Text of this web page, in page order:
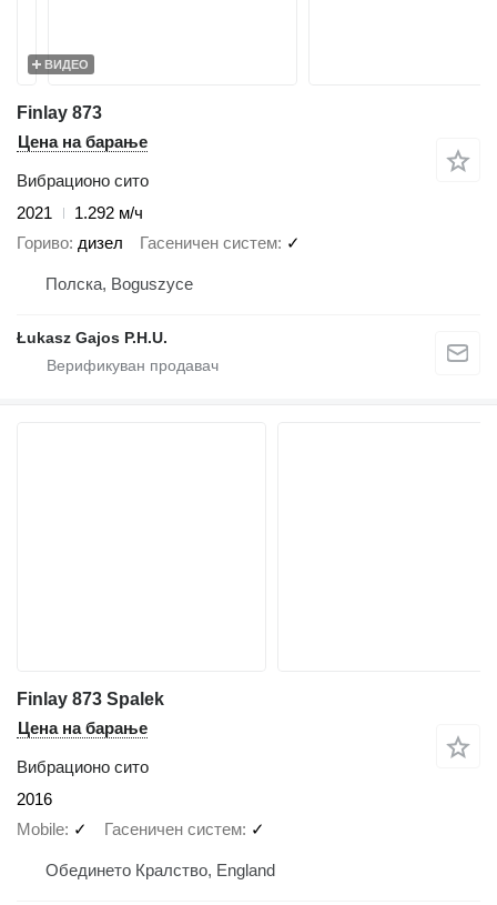
ВИДЕО
Finlay 873
Цена на барање
Вибрационо сито
2021
1.292 м/ч
Гориво дизел Гасеничен систем ✓
Полска, Boguszyce
Łukasz Gajos P.H.U.
Finlay 873 Spalek
Цена на барање
Вибрационо сито
2016
Mobile ✓ Гасеничен систем ✓
Обединето Кралство, England